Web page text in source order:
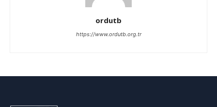
ordutb
https://www.ordutb.org.tr